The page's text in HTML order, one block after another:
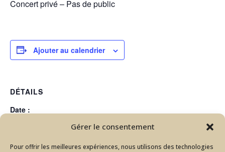
Gérer le consentement
Pour offrir les meilleures expériences, nous utilisons des technologies
Concert privé – Pas de public
Ajouter au calendrier
DÉTAILS
Date :
16:30 - 17:30